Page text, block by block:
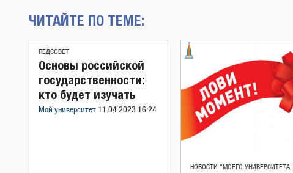
ЧИТАЙТЕ ПО ТЕМЕ:
ПЕДСОВЕТ
Основы российской
государственности:
кто будет изучать
Мой университет 11.04.2023 16:24
НОВОСТИ "МОЕГО УНИВЕРСИТЕТА"